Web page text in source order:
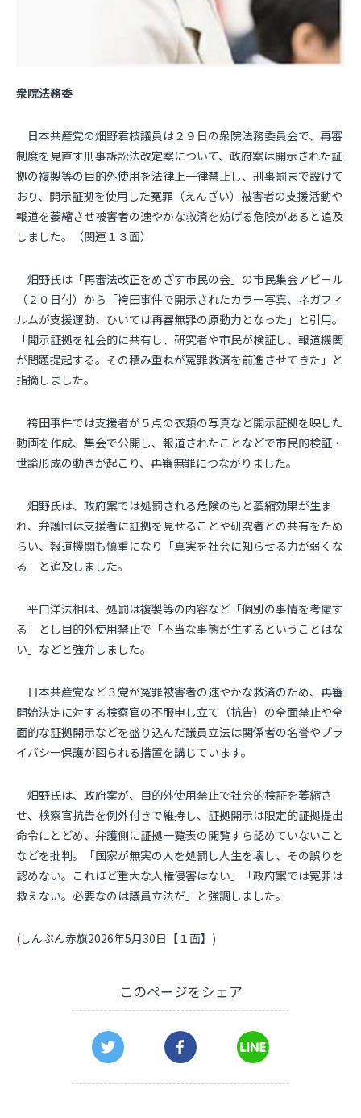
衆院法務委
日本共産党の畑野君枝議員は２９日の衆院法務委員会で、再審
制度を見直す刑事訴訟法改定案について、政府案は開示された証
拠の複製等の目的外使用を法律上一律禁止し、刑事罰まで設けて
おり、開示証拠を使用した冤罪（えんざい）被害者の支援活動や
報道を萎縮させ被害者の速やかな救済を妨げる危険があると追及
しました。（関連１３面）
畑野氏は「再審法改正をめざす市民の会」の市民集会アピール
（２０日付）から「袴田事件で開示されたカラー写真、ネガフィ
ルムが支援運動、ひいては再審無罪の原動力となった」と引用。
「開示証拠を社会的に共有し、研究者や市民が検証し、報道機関
が問題提起する。その積み重ねが冤罪救済を前進させてきた」と
指摘しました。
袴田事件では支援者が５点の衣類の写真など開示証拠を映した
動画を作成、集会で公開し、報道されたことなどで市民的検証・
世論形成の動きが起こり、再審無罪につながりました。
畑野氏は、政府案では処罰される危険のもと萎縮効果が生ま
れ、弁護団は支援者に証拠を見せることや研究者との共有をため
らい、報道機関も慎重になり「真実を社会に知らせる力が弱くな
る」と追及しました。
平口洋法相は、処罰は複製等の内容など「個別の事情を考慮す
る」とし目的外使用禁止で「不当な事態が生ずるということはな
い」などと強弁しました。
日本共産党など３党が冤罪被害者の速やかな救済のため、再審
開始決定に対する検察官の不服申し立て（抗告）の全面禁止や全
面的な証拠開示などを盛り込んだ議員立法は関係者の名誉やプラ
イバシー保護が図られる措置を講じています。
畑野氏は、政府案が、目的外使用禁止で社会的検証を萎縮さ
せ、検察官抗告を例外付きで維持し、証拠開示は限定的証拠提出
命令にとどめ、弁護側に証拠一覧表の閲覧すら認めていないこと
などを批判。「国家が無実の人を処罰し人生を壊し、その誤りを
認めない。これほど重大な人権侵害はない」「政府案では冤罪は
救えない。必要なのは議員立法だ」と強調しました。
(しんぶん赤旗2026年5月30日【１面】)
このページをシェア